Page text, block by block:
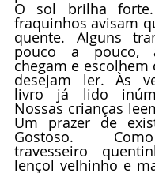
O sol brilha
fraquinhos avisam
quente. Alguns
pouco a pouco,
chegam e
desejam ler. Às
livro já lido
Nossas crianças
Um prazer de
Gostoso.
travesseiro
lençol velhinho e